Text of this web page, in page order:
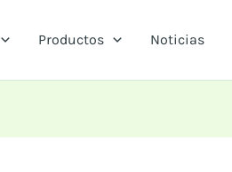
Productos Noticias